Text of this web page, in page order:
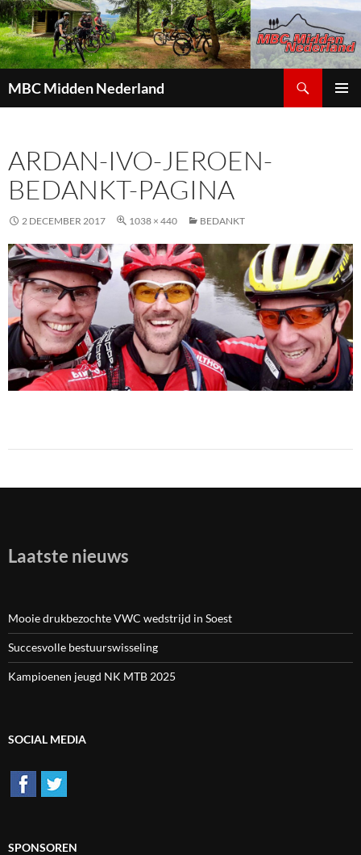
MBC Midden Nederland
INHOUD
ARDAN-IVO-JEROEN-
BEDANKT-PAGINA
2 DECEMBER 2017 1038 × 440 BEDANKT
Laatste nieuws
Mooie drukbezochte VWC wedstrijd in Soest
Succesvolle bestuurswisseling
Kampioenen jeugd NK MTB 2025
SOCIAL MEDIA
SPONSOREN